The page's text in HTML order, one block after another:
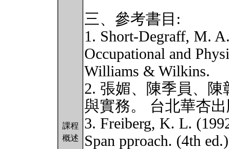
課程
概述
三、參考書目:
1. Short-Degraff, M.
Occupational and
Williams & Wilkins.
2. 張媚、陳季員、陳
與實務。 台北華杏
3. Freiberg, K. L.
Span pproach. (4th